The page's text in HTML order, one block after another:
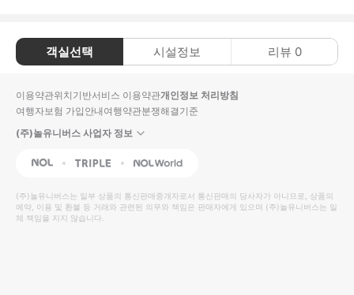
객실선택 시설정보 리뷰 0
이용약관위치기반서비스 이용약관개인정보 처리방침
여행자보험 가입안내여행약관분쟁해결기준
(주)놀유니버스 사업자 정보
NOL Triple Interpark Global
(주)놀유니버스는 일부 상품의 통신판매중개자로서 통신판매의 당사자가 아니므로, 상품의
예약, 이용 및 환불 등 거래와 관련된 의무와 책임은 판매자에게 있으며 (주)놀유니버스는 일
체 책임을 지지 않습니다.